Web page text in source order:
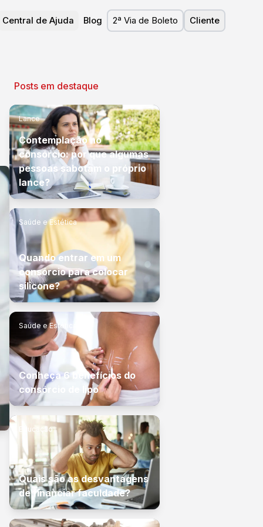
Central de Ajuda Blog 2ª Via de Boleto Cliente
Posts em destaque
Lance
Contemplação no
consórcio: por que algumas
pessoas sabotam o próprio
lance?
Saúde e Estética
Quando entrar em um
consórcio para colocar
silicone?
Saúde e Estética
Conheça 6 benefícios do
consórcio de lipo
Educação
Quais são as desvantagens
de financiar faculdade?